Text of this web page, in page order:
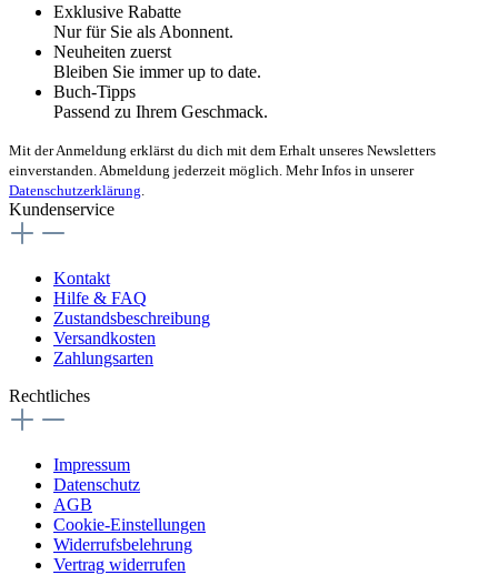
Exklusive Rabatte
Nur für Sie als Abonnent.
Neuheiten zuerst
Bleiben Sie immer up to date.
Buch-Tipps
Passend zu Ihrem Geschmack.
Mit der Anmeldung erklärst du dich mit dem Erhalt unseres Newsletters
einverstanden. Abmeldung jederzeit möglich. Mehr Infos in unserer
Datenschutzerklärung
Kundenservice
Kontakt
Hilfe & FAQ
Zustandsbeschreibung
Versandkosten
Zahlungsarten
Rechtliches
Impressum
Datenschutz
AGB
Cookie-Einstellungen
Widerrufsbelehrung
Vertrag widerrufen